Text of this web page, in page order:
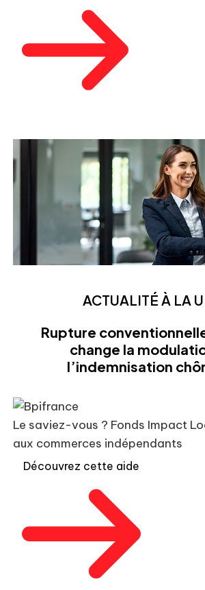
ACTUALITÉ À LA
Rupture
change la
l’indemnisation
Le saviez-vous ? Fonds Impact
aux commerces indépendants
Découvrez cette aide